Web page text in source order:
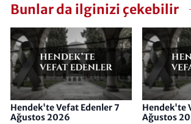
Bunlar da ilginizi çekebilir
Hendek'te Vefat Edenler 7
Ağustos 2026
Hendek'te
Ağustos